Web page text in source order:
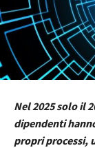
Nel 2025 solo il
dipendenti
propri processi,